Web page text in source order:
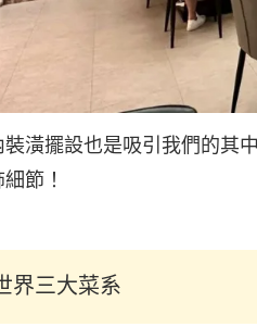
裝潢擺設也是吸引我們的其
節！
界三大菜系